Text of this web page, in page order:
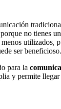
no tienes
utilizados,
ser beneficioso.
para la
y permite llegar